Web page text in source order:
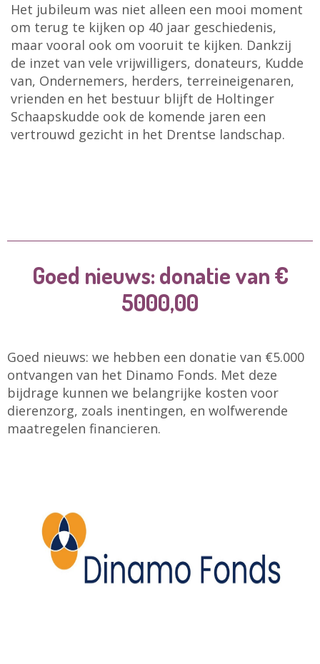
Het jubileum was niet alleen een mooi moment
om terug te kijken op 40 jaar geschiedenis,
maar vooral ook om vooruit te kijken. Dankzij
de inzet van vele vrijwilligers, donateurs, Kudde
van, Ondernemers, herders, terreineigenaren,
vrienden en het bestuur blijft de Holtinger
Schaapskudde ook de komende jaren een
vertrouwd gezicht in het Drentse landschap.
Goed nieuws: donatie van €
5000,00
Goed nieuws: we hebben een donatie van €5.000
ontvangen van het Dinamo Fonds. Met deze
bijdrage kunnen we belangrijke kosten voor
dierenzorg, zoals inentingen, en wolfwerende
maatregelen financieren.